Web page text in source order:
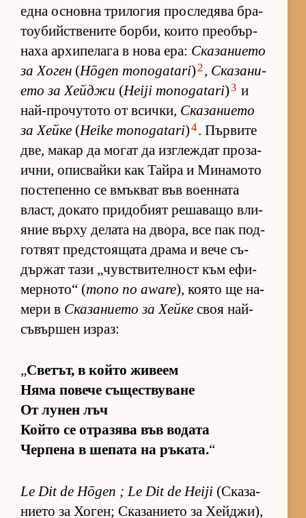
една ос­новна три­ло­гия прос­ле­дява бра­
то­у­бийс­т­ве­ните бор­би, ко­ито пре­о­бър­
наха ар­хи­пе­лага в нова ера: Ска­за­ни­ето
за Хо­ген (Hōgen monogatari) 2 , Ска­за­ни­
ето за Хей­джи (Heiji monogatari)3 и
най-про­чу­тото от всич­ки, Ска­за­ни­ето
за Хейке (Heike monogatari)4. Пър­вите
две, ма­кар да мо­гат да из­г­леж­дат про­за­
ич­ни, опис­вайки как Тайра и Ми­на­мото
пос­те­пенно се вмък­ват във во­ен­ната
власт, до­като при­до­бият ре­ша­ващо вли­
я­ние върху де­лата на дво­ра, все пак под­
гот­вят пред­с­то­я­щата драма и вече съ­
дър­жат тази „чув­с­т­ви­тел­ност към ефи­
мер­но­то“ (mono no aware), ко­ято ще на­
мери в Ска­за­ни­ето за Хейке своя най-
съ­вър­шен из­раз:
„Све­тът, в който жи­веем
Няма по­вече съ­щес­т­ву­ване
От лу­нен лъч
Който се от­ра­зява във во­дата
Чер­пена в ше­пата на ръ­ка­та.“
Le Dit de Hōgen ; Le Dit de Heiji (Ска­за­
ни­ето за Хо­ген; Ска­за­ни­ето за Хей­джи),